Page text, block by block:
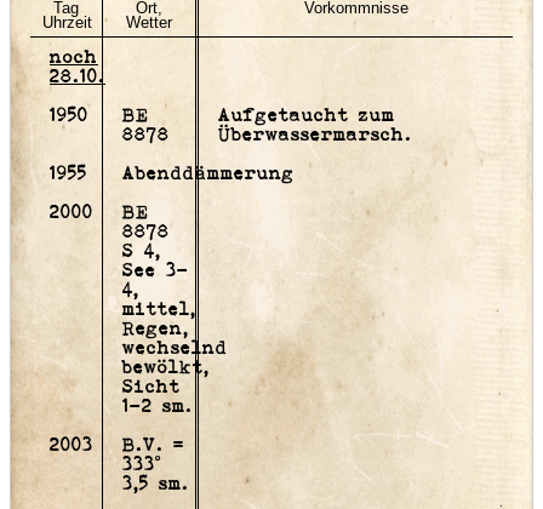
Tag
Uhrzeit
Ort,
Wetter
Vorkommnisse
noch
28.10.
1950
BE
8878
Aufgetaucht zum
Überwassermarsch.
1955
Abenddämmerung
2000
BE
8878
S 4,
See 3-
4,
mittel,
Regen,
wechselnd
bewölkt,
Sicht
1-2 sm.
2003
B.V. =
333°
3,5 sm.